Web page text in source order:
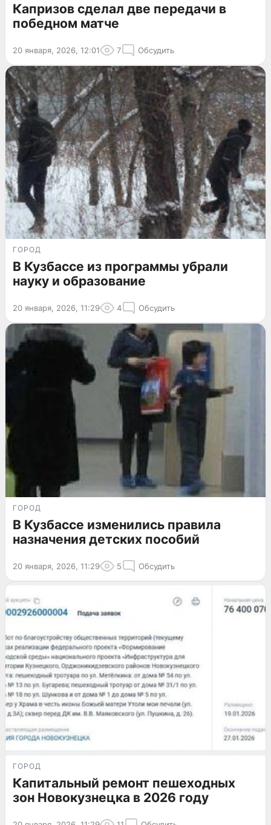
Капризов сделал две передачи в
победном матче
20 января, 2026, 12:01 7 Обсудить
ГОРОД
В Кузбассе из программы убрали
науку и образование
20 января, 2026, 11:29 4 Обсудить
ГОРОД
В Кузбассе изменились правила
назначения детских пособий
20 января, 2026, 11:29 5 Обсудить
ГОРОД
Капитальный ремонт пешеходных
зон Новокузнецка в 2026 году